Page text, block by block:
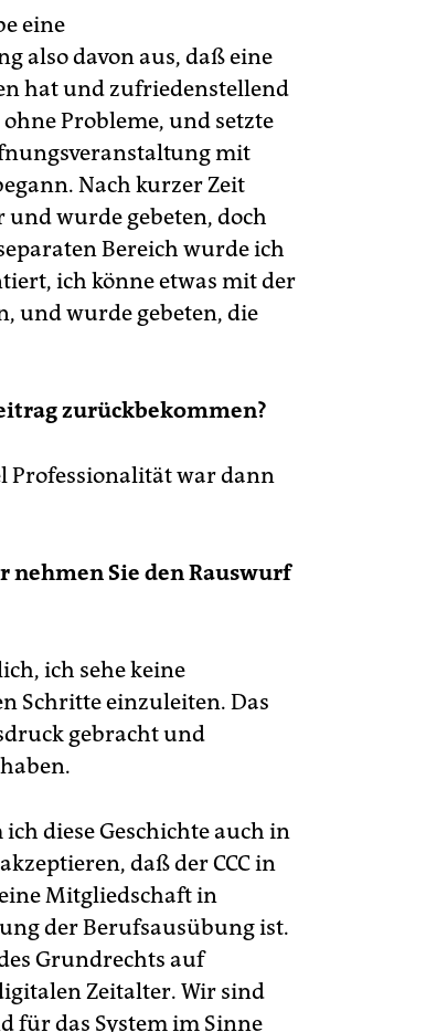
eine
also davon aus, daß eine
hat und zufriedenstellend
Probleme, und setzte
mit
Nach kurzer Zeit
wurde gebeten, doch
Bereich wurde ich
ich könne etwas mit der
und wurde gebeten, die
zurückbekommen?
Professionalität war dann
nehmen Sie den Rauswurf
ich sehe keine
Schritte einzuleiten. Das
gebracht und
diese Geschichte auch in
daß der CCC in
Mitgliedschaft in
der Berufsausübung ist.
Grundrechts auf
Zeitalter. Wir sind
für das System im Sinne